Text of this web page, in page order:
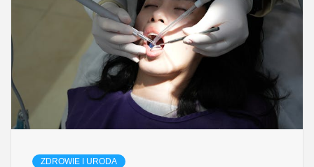
ZDROWIE I URODA